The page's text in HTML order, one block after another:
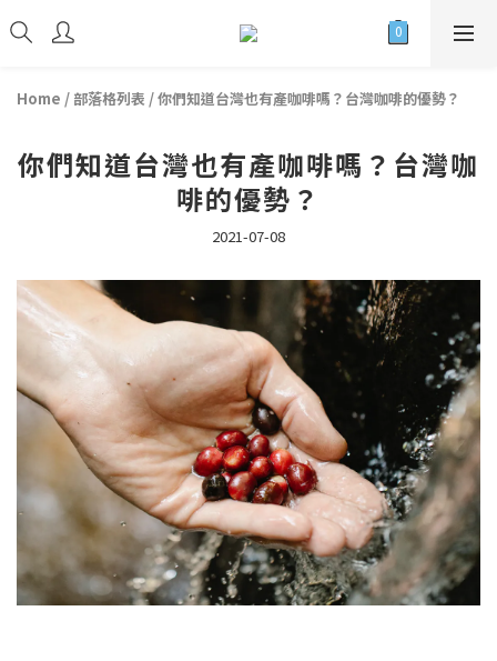
Home / 部落格列表 /你們知道台灣也有產咖啡嗎？台灣咖啡的優勢？
你們知道台灣也有產咖啡嗎？台灣咖
啡的優勢？
2021-07-08